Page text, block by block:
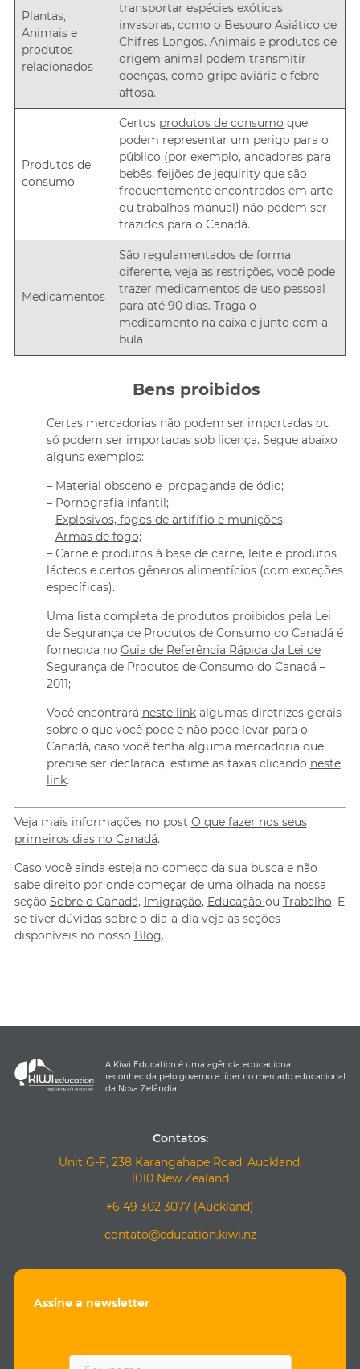
Plantas,
Animais e
produtos
relacionados
transportar espécies exóticas
invasoras, como o Besouro Asiático de
Chifres Longos. Animais e produtos de
origem animal podem transmitir
doenças, como gripe aviária e febre
aftosa.
Produtos de
consumo
Certos produtos de consumo que
podem representar um perigo para o
público (por exemplo, andadores para
bebês, feijões de jequirity que são
frequentemente encontrados em arte
ou trabalhos manual) não podem ser
trazidos para o Canadá.
Medicamentos
São regulamentados de forma
diferente, veja as restrições, você pode
trazer medicamentos de uso pessoal
para até 90 dias. Traga o
medicamento na caixa e junto com a
bula
Bens proibidos
Certas mercadorias não podem ser importadas ou
só podem ser importadas sob licença. Segue abaixo
alguns exemplos:
– Material obsceno e propaganda de ódio;
– Pornografia infantil;
– Explosivos, fogos de artifífio e munições;
– Armas de fogo;
– Carne e produtos à base de carne, leite e produtos
lácteos e certos gêneros alimentícios (com exceções
específicas).
Uma lista completa de produtos proibidos pela Lei
de Segurança de Produtos de Consumo do Canadá é
fornecida no Guia de Referência Rápida da Lei de
Segurança de Produtos de Consumo do Canadá –
2011;
Você encontrará neste linkalgumas diretrizes gerais
sobre o que você pode e não pode levar para o
Canadá, caso você tenha alguma mercadoria que
precise ser declarada, estime as taxas clicando neste
link.
Veja mais informações no post O que fazer nos seus
primeiros dias no Canadá.
Caso você ainda esteja no começo da sua busca e não
sabe direito por onde começar de uma olhada na nossa
seção Sobre o Canadá, Imigração, Educação ou Trabalho. E
se tiver dúvidas sobre o dia-a-dia veja as seções
disponíveis no nosso Blog.
A Kiwi Education é uma agência educacional
reconhecida pelo governo e líder no mercado educacional
da Nova Zelândia.
Contatos:
Unit G-F, 238 Karangahape Road, Auckland,
1010 New Zealand
+6 49 302 3077 (Auckland)
contato@education.kiwi.nz
Assine a newsletter
F